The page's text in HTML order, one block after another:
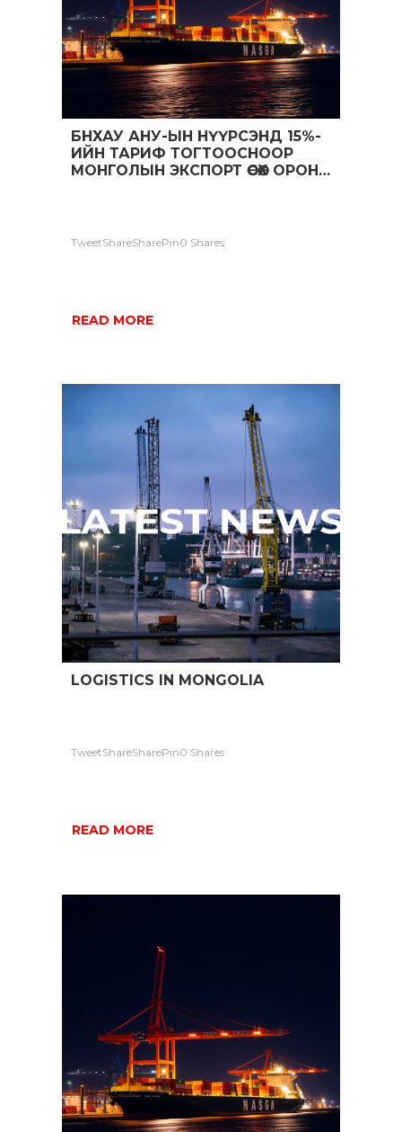
БНХАУ АНУ-ЫН НҮҮРСЭНД 15%-
ИЙН ТАРИФ ТОГТООСНООР
МОНГОЛЫН ЭКСПОРТ ӨСӨХ ОРОН
TweetShareSharePin0 Shares
READ MORE
LOGISTICS IN MONGOLIA
TweetShareSharePin0 Shares
READ MORE